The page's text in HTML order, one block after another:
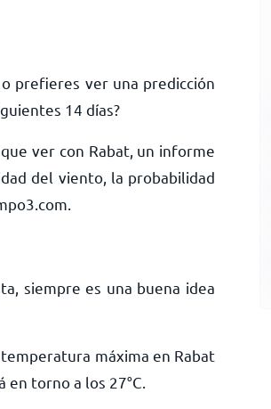
prefieres ver una predicción
14 días?
ver con Rabat, un informe
del viento, la probabilidad
siempre es una buena idea
temperatura máxima en Rabat
en torno a los 27°C